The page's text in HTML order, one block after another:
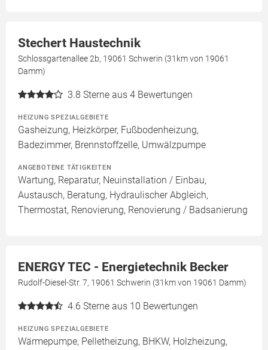
Stechert Haustechnik
Schlossgartenallee 2b, 19061 Schwerin (31km von 19061
Damm)
3.8 Sterne aus 4 Bewertungen
HEIZUNG SPEZIALGEBIETE
Gasheizung, Heizkörper, Fußbodenheizung,
Badezimmer, Brennstoffzelle, Umwälzpumpe
ANGEBOTENE TÄTIGKEITEN
Wartung, Reparatur, Neuinstallation / Einbau,
Austausch, Beratung, Hydraulischer Abgleich,
Thermostat, Renovierung, Renovierung / Badsanierung
ENERGY TEC - Energietechnik Becker
Rudolf-Diesel-Str. 7, 19061 Schwerin (31km von 19061 Damm)
4.6 Sterne aus 10 Bewertungen
HEIZUNG SPEZIALGEBIETE
Wärmepumpe, Pelletheizung, BHKW, Holzheizung,